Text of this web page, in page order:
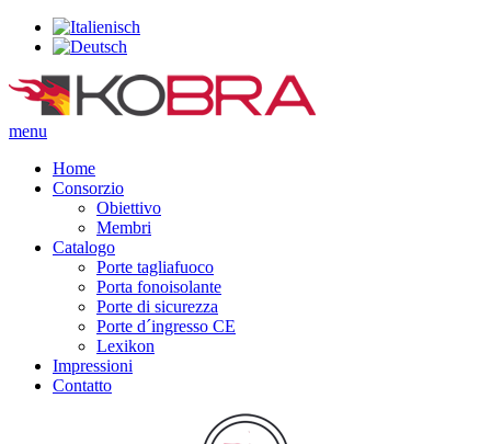
menu
Home
Consorzio
Obiettivo
Membri
Catalogo
Porte tagliafuoco
Porta fonoisolante
Porte di sicurezza
Porte d´ingresso CE
Lexikon
Impressioni
Contatto